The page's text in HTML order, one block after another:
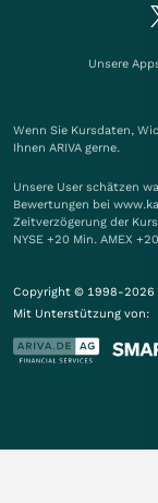
Unsere
Wenn Sie Kursdaten,
Ihnen ARIVA gerne.
Unsere User schätzen
Bewertungen bei
Zeitverzögerung der
NYSE +20 Min. AMEX
Copyright © 1998-2026
Mit Unterstützung von: